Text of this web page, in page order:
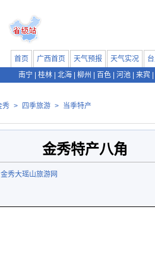
首页 广西首页 天气预报 天气实况
南宁
桂林 北海 柳州 百色 河池 来宾
秀 > 四季旅游 > 当季特产
金秀特产八角
金秀大瑶山旅游网